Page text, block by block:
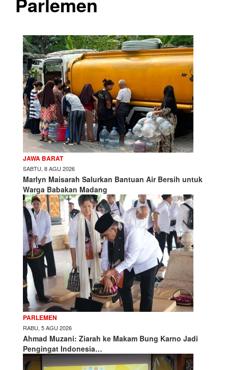
JAWA BARAT
SABTU, 8 AGU 2026
Marlyn Maisarah Salurkan Bantuan Air Bersih untuk
Warga Babakan Madang
PARLEMEN
RABU, 5 AGU 2026
Ahmad Muzani: Ziarah ke Makam Bung Karno Jadi
Pengingat Indonesia…